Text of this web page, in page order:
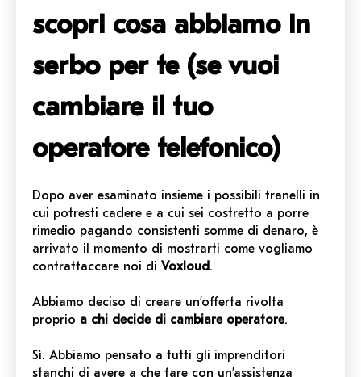
scopri cosa abbiamo in
serbo per te (se vuoi
cambiare il tuo
operatore telefonico)
Dopo aver esaminato insieme i possibili tranelli in
cui potresti cadere e a cui sei costretto a porre
rimedio pagando consistenti somme di denaro, è
arrivato il momento di mostrarti come vogliamo
contrattaccare noi di Voxloud.
Abbiamo deciso di creare un’offerta rivolta
proprio a chi decide di cambiare operatore.
Sì. Abbiamo pensato a tutti gli imprenditori
stanchi di avere a che fare con un’assistenza